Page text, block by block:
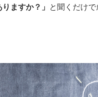
ますか？」 と聞くだけ